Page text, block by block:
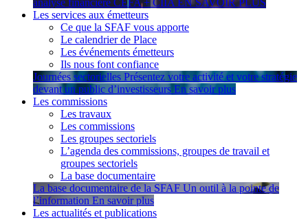
analyse financière CEFA + CIIA EN SAVOIR PLUS
Les services aux émetteurs
Ce que la SFAF vous apporte
Le calendrier de Place
Les événements émetteurs
Ils nous font confiance
Journées sectorielles Présentez votre activité et votre stratégie
devant un public d’investisseurs En savoir plus
Les commissions
Les travaux
Les commissions
Les groupes sectoriels
L’agenda des commissions, groupes de travail et
groupes sectoriels
La base documentaire
La base documentaire de la SFAF Un outil à la pointe de
l’information En savoir plus
Les actualités et publications